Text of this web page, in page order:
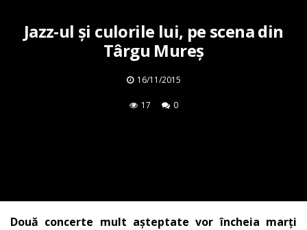
Jazz-ul și culorile lui, pe scena din
Târgu Mureș
16/11/2015
17 0
Două concerte mult așteptate vor încheia marți